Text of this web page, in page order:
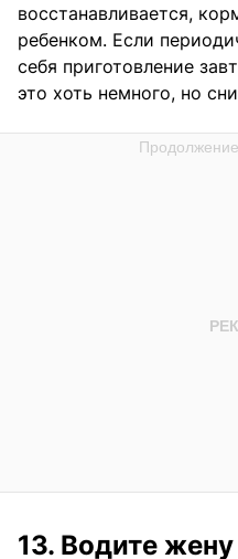
восстанавливается,
ребенком. Если
себя приготовление
это хоть немного, но
13. Водите